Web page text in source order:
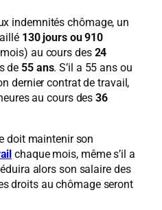
indemnités chômage, un
130 jours ou 910
au cours des24
de55 ans. S’il a 55 ans ou
dernier contrat de travail,
au cours des36
doit maintenir son
chaque mois, même s’il a
alors son salaire des
droits au chômage seront